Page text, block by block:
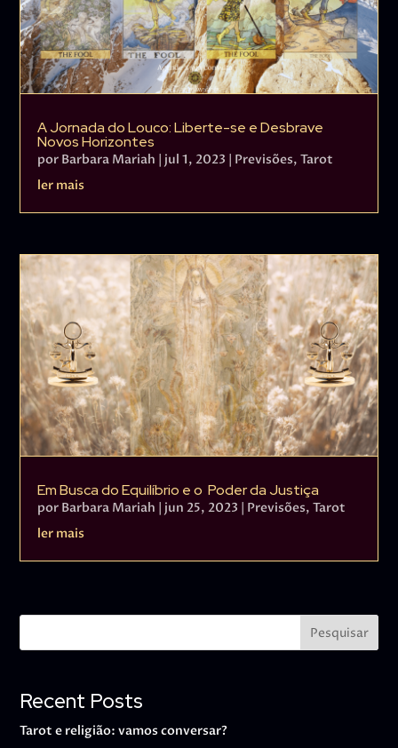
A Jornada do Louco: Liberte-se e Desbrave
Novos Horizontes
por Barbara Mariah | jul 1, 2023 | Previsões,Tarot
ler mais
Em Busca do Equilíbrio e o Poder da Justiça
por Barbara Mariah | jun 25, 2023 | Previsões,Tarot
ler mais
Pesquisar
Recent Posts
Tarot e religião: vamos conversar?